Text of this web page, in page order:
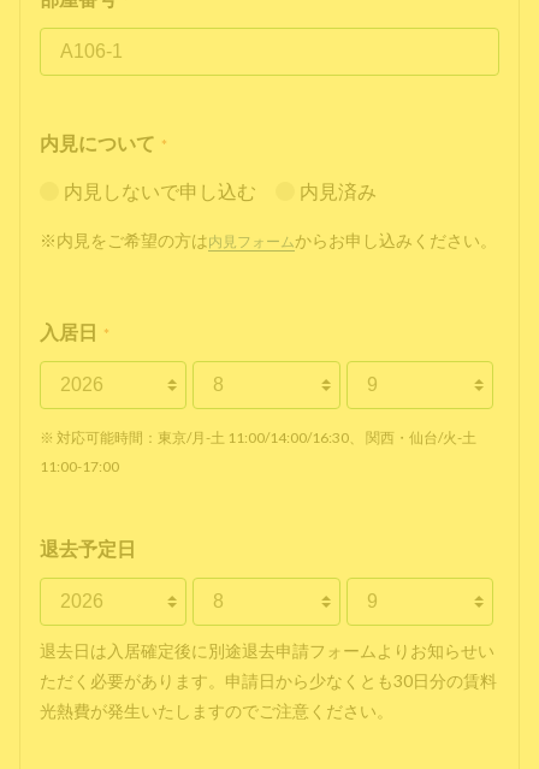
内見について *
内見しないで申し込む 内見済み
※内見をご希望の方は 内見フォームからお申し込みください。
入居日 *
※ 対応可能時間：東京/月-土 11:00/14:00/16:30、 関西・仙台/火-土
11:00-17:00
退去予定日
退去日は入居確定後に別途退去申請フォームよりお知らせい
ただく必要があります。申請日から少なくとも30日分の賃料
光熱費が発生いたしますのでご注意ください。